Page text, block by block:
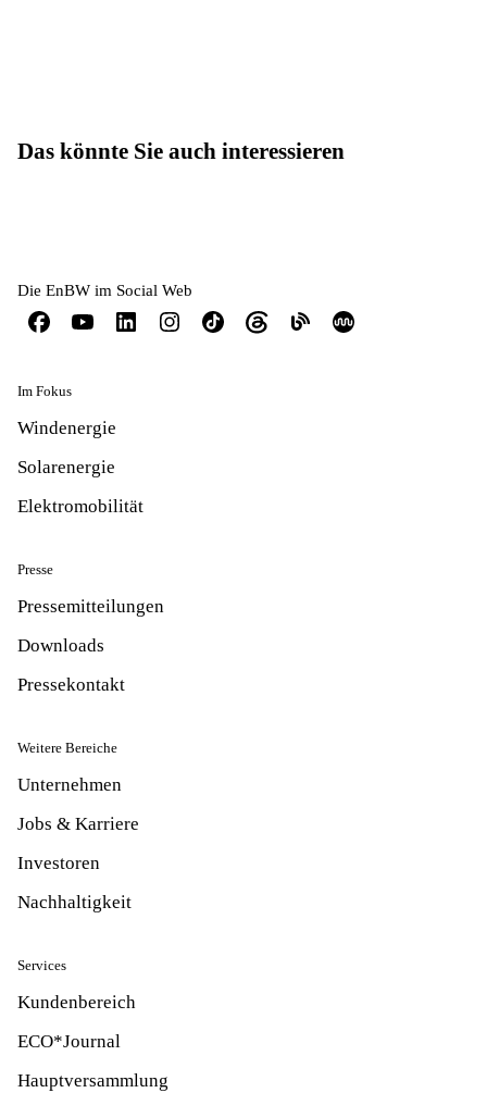
Das könnte Sie auch interessieren
Die EnBW im Social Web
Im Fokus
Windenergie
Solarenergie
Elektromobilität
Presse
Pressemitteilungen
Downloads
Pressekontakt
Weitere Bereiche
Unternehmen
Jobs & Karriere
Investoren
Nachhaltigkeit
Services
Kundenbereich
ECO*Journal
Hauptversammlung